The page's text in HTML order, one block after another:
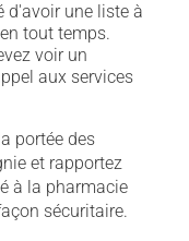
d'avoir une liste à
tout temps.
voir un
aux services
portée des
et rapportez
à la pharmacie
sécuritaire.